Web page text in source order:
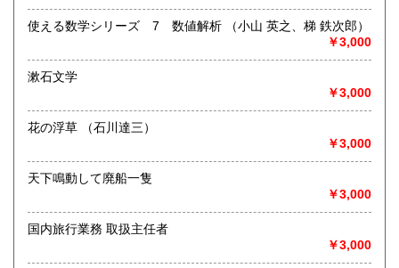
書籍の買取について
取り扱い分野
総記、哲学宗教、歴史、社会科学、自然科学、美術工芸、国
語国文、外国文学、古典籍、近代文献、趣味、外国書、サブ
カルチャー、古書一般（その他）
使える数学シリーズ 7 数値解析 （小山 英之、梯 鉄次郎）
￥3,000
漱石文学
￥3,000
花の浮草 （石川達三）
￥3,000
天下鳴動して廃船一隻
￥3,000
国内旅行業務 取扱主任者
￥3,000